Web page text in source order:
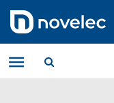
contenido
menú
de
navegación